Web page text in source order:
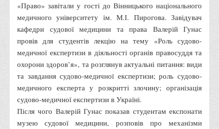
Структура
Адміністрація
Факультети
Обліково-фінансовий
Торгівлі, маркетингу та сфери обслуговування
Економіки, менеджменту та права
Маркетингу та реклами
«Право» завітали у гості до Вінницького національного
медичного університету ім. М.І. Пирогова. Завідувач
кафедри судової медицини та права Валерій Гунас
провів для студентів лекцію на тему «Роль судово-
медичної експертизи в діяльності органів правосуддя та
охорони здоров’я», та розглянув актуальні питання: види
та завдання судово-медичної експертизи; роль судово-
медичного експерта у розкритті злочину; організація
судово-медичної експертизи в Україні.
Після чого Валерій Гунас показав студентам експонати
музею судової медицини, розповів про механізми